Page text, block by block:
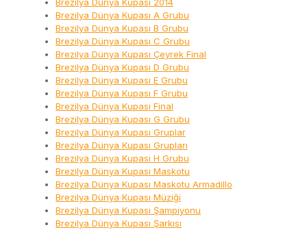
Brezilya Dünya Kupası A Grubu
Brezilya Dünya Kupası B Grubu
Brezilya Dünya Kupası C Grubu
Brezilya Dünya Kupası Çeyrek Final
Brezilya Dünya Kupası D Grubu
Brezilya Dünya Kupası E Grubu
Brezilya Dünya Kupası F Grubu
Brezilya Dünya Kupası Final
Brezilya Dünya Kupası G Grubu
Brezilya Dünya Kupası Gruplar
Brezilya Dünya Kupası Grupları
Brezilya Dünya Kupası H Grubu
Brezilya Dünya Kupası Maskotu
Brezilya Dünya Kupası Maskotu Armadillo
Brezilya Dünya Kupası Müziği
Brezilya Dünya Kupası Şampiyonu
Brezilya Dünya Kupası Şarkısı